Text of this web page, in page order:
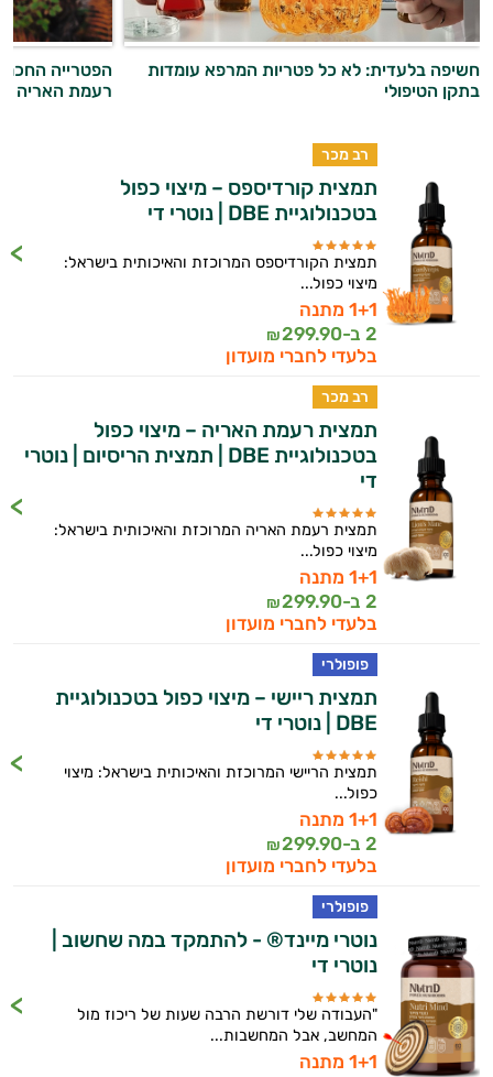
חשיפה בלעדית: לא כל פטריות המרפא עומדות
בתקן הטיפולי
הפטרייה
רעמת האריה
רב מכר
תמצית קורדיספס – מיצוי כפול
בטכנולוגיית DBE | נוטרי די
תמצית הקורדיספס המרוכזת והאיכותית בישראל:
מיצוי כפול...
1+1 מתנה
2 ב-
299.90
₪
בלעדי לחברי מועדון
רב מכר
תמצית רעמת האריה – מיצוי כפול
בטכנולוגיית DBE | תמצית הריסיום | נוטרי
די
תמצית רעמת האריה המרוכזת והאיכותית בישראל:
מיצוי כפול...
1+1 מתנה
2 ב-
299.90
₪
בלעדי לחברי מועדון
פופולרי
תמצית ריישי – מיצוי כפול בטכנולוגיית
DBE | נוטרי די
תמצית הריישי המרוכזת והאיכותית בישראל: מיצוי
כפול...
1+1 מתנה
2 ב-
299.90
₪
בלעדי לחברי מועדון
פופולרי
נוטרי מיינד® - להתמקד במה שחשוב |
נוטרי די
"העבודה שלי דורשת הרבה שעות של ריכוז מול
המחשב, אבל המחשבות...
1+1 מתנה